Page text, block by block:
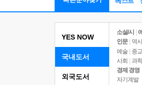
YES NOW
국내도서
소설/시
인문
역사
예술 | 종교
사회 | 과학
경제 경영
자기계발
외국도서